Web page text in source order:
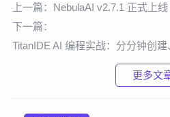
上一篇： NebulaAI v2.7.1 正式上
下一篇：
TitanIDE AI 编程实战：分分钟创
更多文